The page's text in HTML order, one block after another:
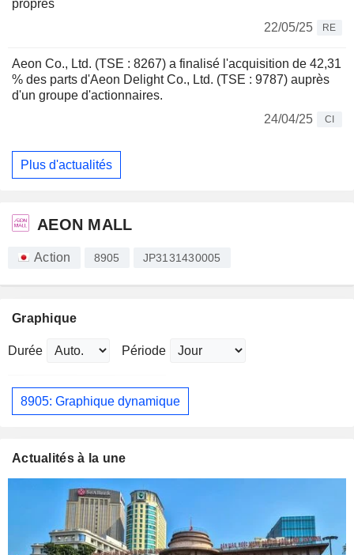
propres
22/05/25
RE
Aeon Co., Ltd. (TSE : 8267) a finalisé l'acquisition de 42,31
% des parts d'Aeon Delight Co., Ltd. (TSE : 9787) auprès
d'un groupe d'actionnaires.
24/04/25
CI
Plus d'actualités
AEON MALL
Action 8905 JP3131430005
Graphique
Durée Période
8905: Graphique dynamique
Actualités à la une